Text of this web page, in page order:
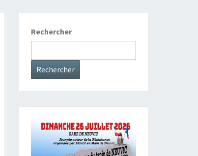
Rechercher
Rechercher